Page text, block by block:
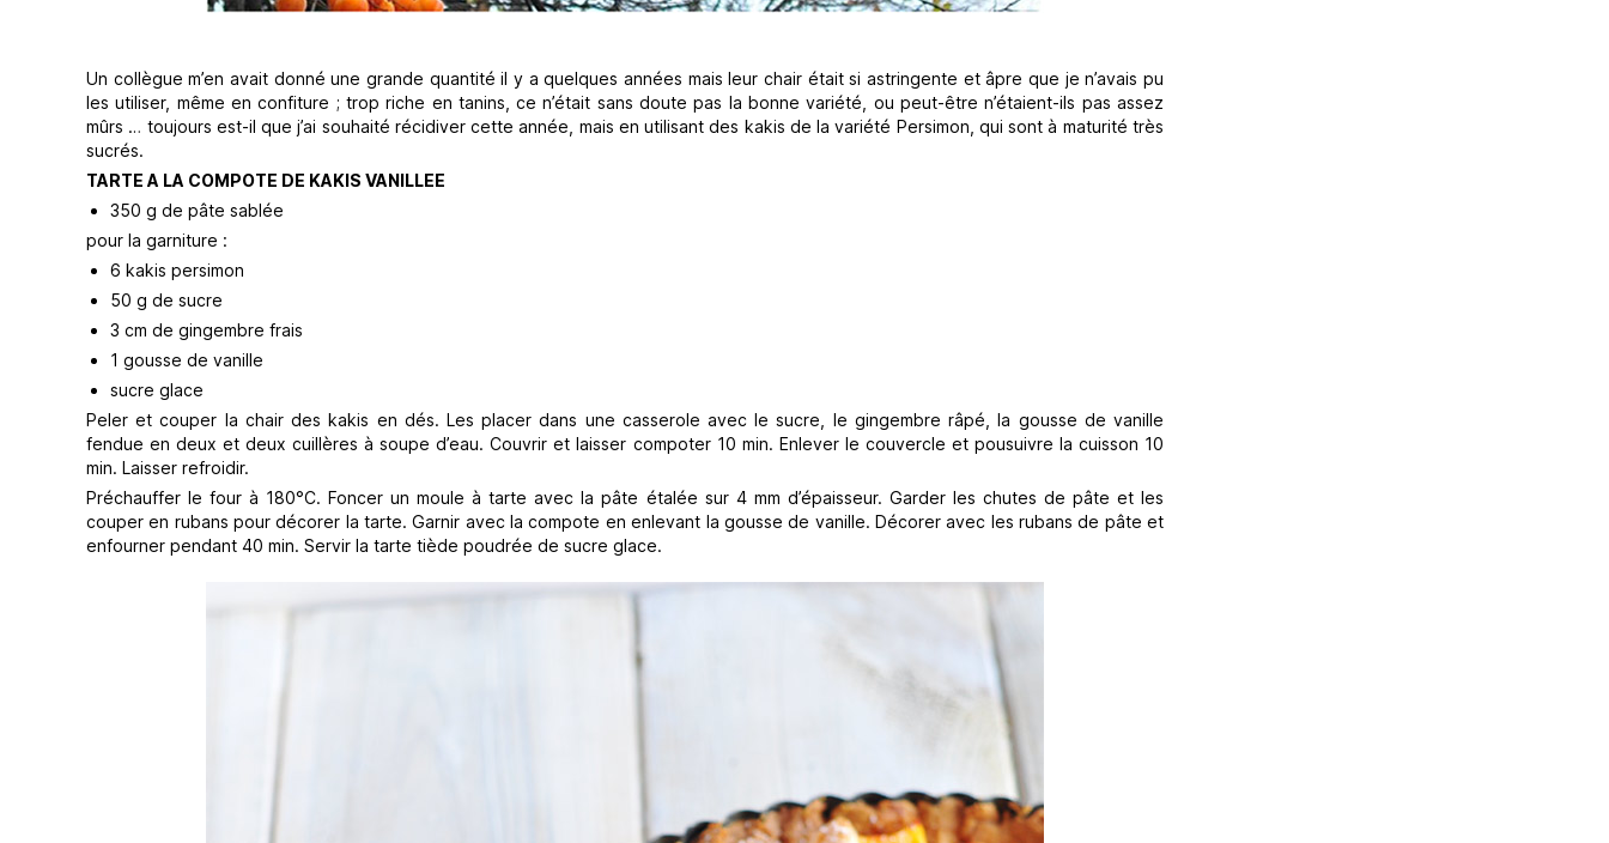
Un collègue m’en avait donné une grande quantité il y a quelques années mais leur chair était si astringente et âpre que je n’avais pu
les utiliser, même en confiture ; trop riche en tanins, ce n’était sans doute pas la bonne variété, ou peut-être n’étaient-ils pas assez
mûrs … toujours est-il que j’ai souhaité récidiver cette année, mais en utilisant des kakis de la variété Persimon, qui sont à maturité très
sucrés.
TARTE A LA COMPOTE DE KAKIS VANILLEE
350 g de pâte sablée
pour la garniture :
6 kakis persimon
50 g de sucre
3 cm de gingembre frais
1 gousse de vanille
sucre glace
Peler et couper la chair des kakis en dés. Les placer dans une casserole avec le sucre, le gingembre râpé, la gousse de vanille
fendue en deux et deux cuillères à soupe d’eau. Couvrir et laisser compoter 10 min. Enlever le couvercle et pousuivre la cuisson 10
min. Laisser refroidir.
Préchauffer le four à 180°C. Foncer un moule à tarte avec la pâte étalée sur 4 mm d’épaisseur. Garder les chutes de pâte et les
couper en rubans pour décorer la tarte. Garnir avec la compote en enlevant la gousse de vanille. Décorer avec les rubans de pâte et
enfourner pendant 40 min. Servir la tarte tiède poudrée de sucre glace.